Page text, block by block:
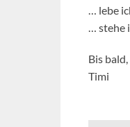
… lebe
…
Bis bald,
Timi